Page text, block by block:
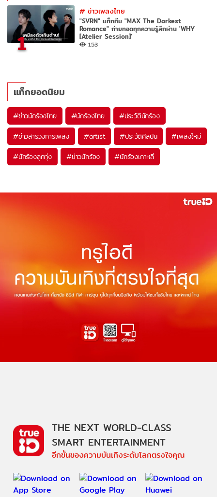
1
#ข่าวเพลงไทย
"SVRN" แท็กทีม "MAX The Darkest
Romance" ถ่ายทอดทุกความรู้สึกผ่าน 'WHY
[Atelier Session]'
153
แท็กยอดนิยม
#ข่าวนักร้องไทย #นักร้องไทย #ประวัตินักร้อง
#ข่าวสารวงการเพลง #artist #ประวัติศิลปิน #เพลงใหม่
#นักร้องลูกทุ่ง #ข่าวนักร้อง #นักร้องเกาหลี
THE NEXT WORLD-CLASS
SMART ENTERTAINMENT
อีกขั้นของความบันเทิงระดับโลกตรงใจคุณ